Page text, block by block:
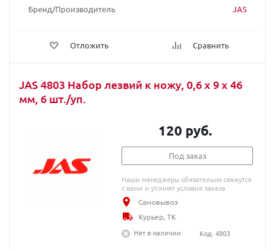
Бренд/Производитель JAS
Отложить Сравнить
JAS 4803 Набор лезвий к ножу, 0,6 х 9 х 46
мм, 6 шт./уп.
120 руб.
Под заказ
Наши менеджеры обязательно свяжутся
с вами и уточнят условия заказа
Самовывоз
Курьер, ТК
Нет в наличии
Код: 4803